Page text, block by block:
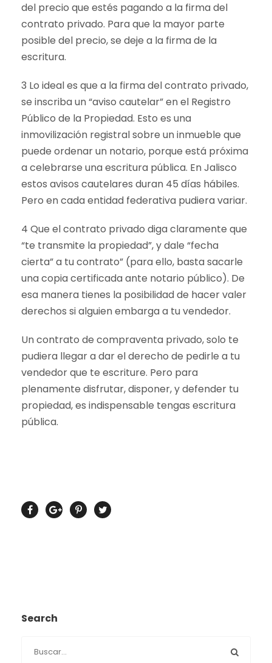
del precio que estés pagando a la firma del
contrato privado. Para que la mayor parte
posible del precio, se deje a la firma de la
escritura.
3 Lo ideal es que a la firma del contrato privado,
se inscriba un “aviso cautelar” en el Registro
Público de la Propiedad. Esto es una
inmovilización registral sobre un inmueble que
puede ordenar un notario, porque está próxima
a celebrarse una escritura pública. En Jalisco
estos avisos cautelares duran 45 días hábiles.
Pero en cada entidad federativa pudiera variar.
4 Que el contrato privado diga claramente que
“te transmite la propiedad”, y dale “fecha
cierta” a tu contrato” (para ello, basta sacarle
una copia certificada ante notario público). De
esa manera tienes la posibilidad de hacer valer
derechos si alguien embarga a tu vendedor.
Un contrato de compraventa privado, solo te
pudiera llegar a dar el derecho de pedirle a tu
vendedor que te escriture. Pero para
plenamente disfrutar, disponer, y defender tu
propiedad, es indispensable tengas escritura
pública.
Search